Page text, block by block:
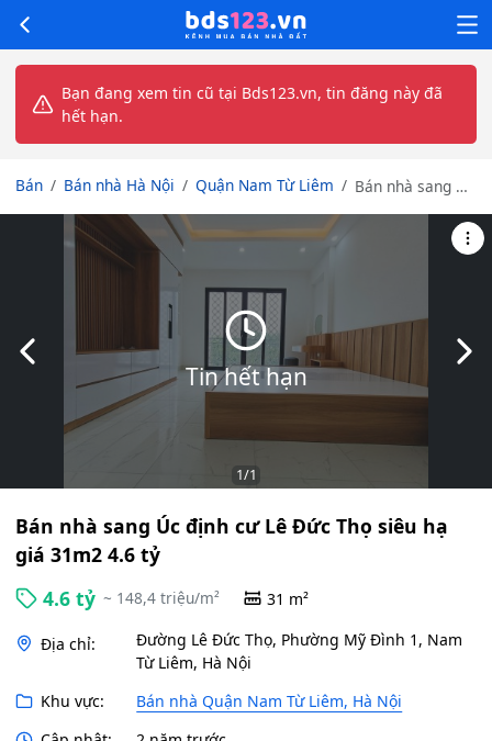
Bạn đang xem tin cũ tại Bds123.vn, tin đăng này đã
hết hạn.
Bán Bán nhà Hà Nội Quận Nam Từ Liêm
Bán nhà sang Úc
Thọ siêu hạ giá
Tin hết hạn
Slide trước
1/1
Bán nhà sang Úc định cư Lê Đức Thọ siêu hạ
giá 31m2 4.6 tỷ
4.6 tỷ ~ 148,4 triệu/m² 31 m²
Địa chỉ:
Đường Lê Đức Thọ, Phường Mỹ Đình 1, Nam
Từ Liêm, Hà Nội
Khu vực:
Bán nhà Quận Nam Từ Liêm, Hà Nội